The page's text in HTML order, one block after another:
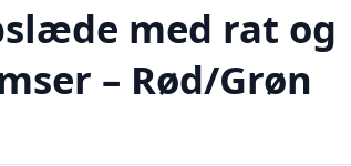
med rat og
– Rød/Grøn